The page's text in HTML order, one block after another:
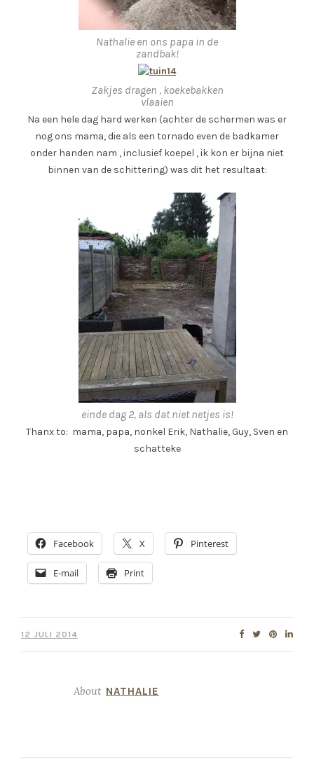
Nathalie en ons papa in de
zandbak!
Zakjes dragen , koekebakken
vlaaien
Na een hele dag hard werken (achter de schermen was er
nog ons mama, die als een tornado even de badkamer
onder handen nam , inclusief koepel , ik kon er bijna niet
binnen van de schittering) was dit het resultaat:
einde dag 2, als dat niet netjes is!
Thanx to: mama, papa, nonkel Erik, Nathalie, Guy, Sven en
schatteke
Facebook X Pinterest
E-mail Print
12 JULI 2014
About NATHALIE